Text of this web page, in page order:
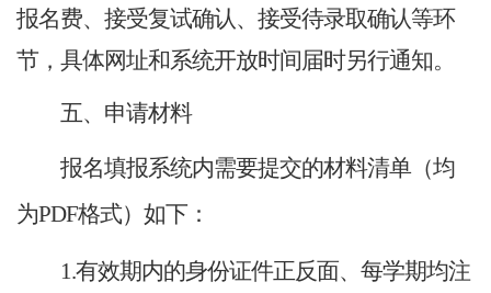
报名费、接受复试确认、接受待录取确认等环
节，具体网址和系统开放时间届时另行通知。
五、申请材料
报名填报系统内需要提交的材料清单（均
为PDF格式）如下：
1.有效期内的身份证件正反面、每学期均注